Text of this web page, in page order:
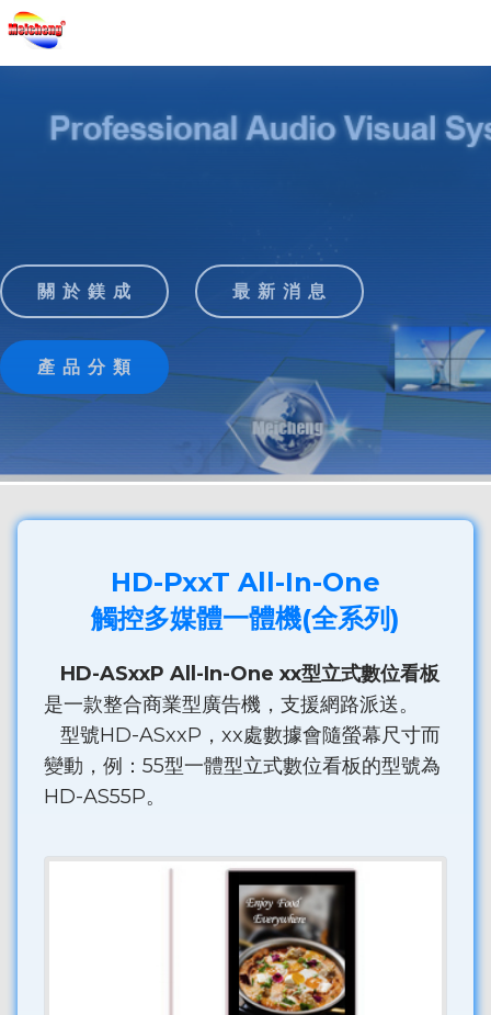
關 於 鎂 成 最 新 消 息
產 品 分 類
HD-PxxT All-In-One
觸控多媒體一體機(全系列)
HD-ASxxP All-In-One xx型立式數位看板
是一款整合商業型廣告機，支援網路派送。
型號HD-ASxxP，xx處數據會隨螢幕尺寸而
變動，例：55型一體型立式數位看板的型號為
HD-AS55P。